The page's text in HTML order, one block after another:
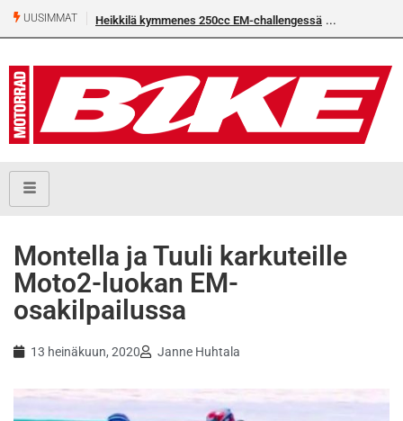
UUSIMMAT Heikkilä kymmenes 250cc EM-challengessä
Montella ja Tuuli karkuteille
Moto2-luokan EM-
osakilpailussa
13 heinäkuun, 2020 Janne Huhtala